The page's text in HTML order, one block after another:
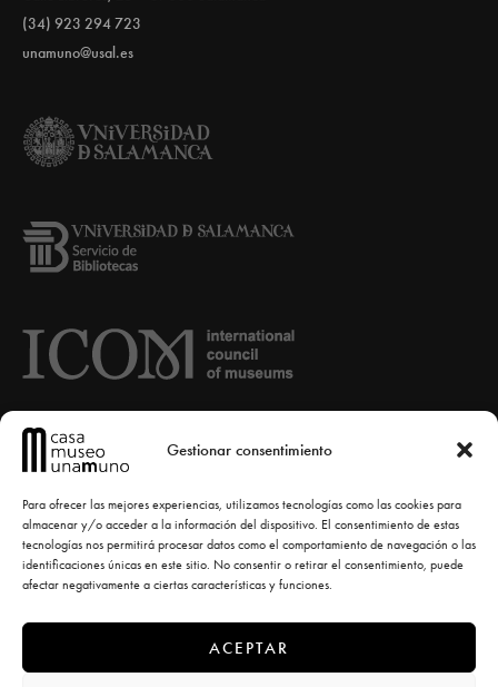
Gestionar consentimiento
Para ofrecer las mejores experiencias, utilizamos tecnologías como las cookies para
almacenar y/o acceder a la información del dispositivo. El consentimiento de estas
tecnologías nos permitirá procesar datos como el comportamiento de navegación o las
identificaciones únicas en este sitio. No consentir o retirar el consentimiento, puede
afectar negativamente a ciertas características y funciones.
ACEPTAR
(34) 923 294 723
unamuno@usal.es